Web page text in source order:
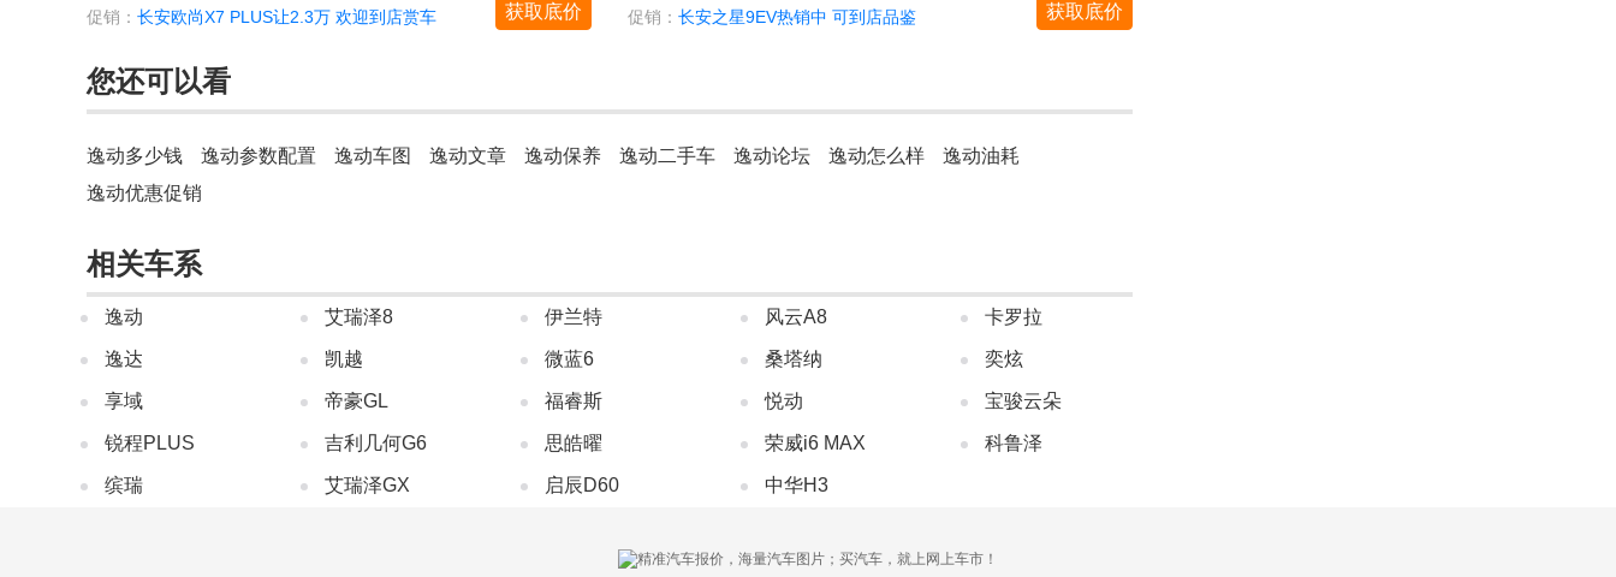
促销： 长安欧尚X7 PLUS让2.3万 欢迎到店赏车 获取底价
促销： 长安之星9EV热销中 可到店品鉴 获取底价
您还可以看
逸动多少钱 逸动参数配置 逸动车图 逸动文章 逸动保养 逸动二手车 逸动论坛 逸动怎么样
逸动油耗
逸动优惠促销
相关车系
逸动 艾瑞泽8 伊兰特 风云A8 卡罗拉
逸达 凯越 微蓝6 桑塔纳 奕炫
享域 帝豪GL 福睿斯 悦动 宝骏云朵
锐程PLUS 吉利几何G6 思皓曜 荣威i6 MAX 科鲁泽
缤瑞 艾瑞泽GX 启辰D60 中华H3